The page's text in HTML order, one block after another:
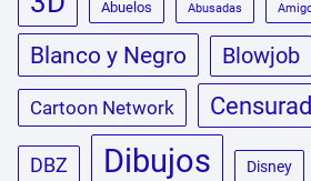
Abuelos Abusadas
Blanco y Negro Blowjob
Cartoon Network
DBZ Dibujos Disney